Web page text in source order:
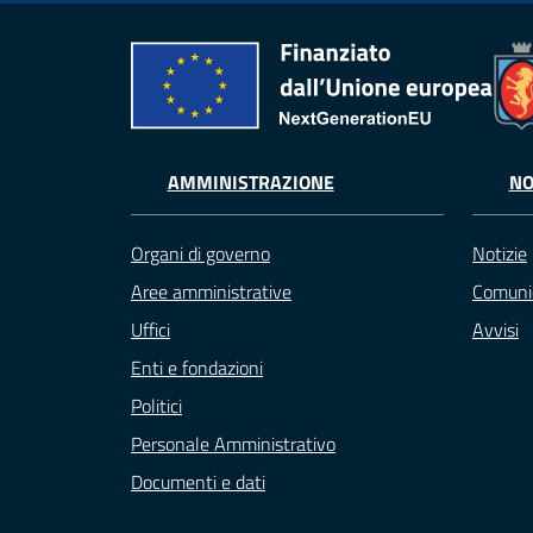
AMMINISTRAZIONE
Organi di governo
Aree amministrative
Uffici
Enti e fondazioni
Politici
Personale Amministrativo
Documenti e dati
Notizie
Avvisi